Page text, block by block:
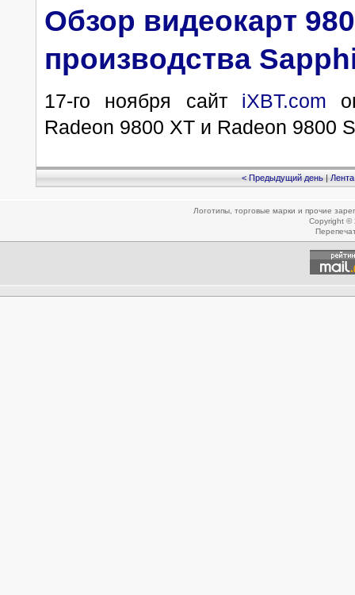
Обзор видеокарт
производства
17-го ноября сайт iXBT.com
Radeon 9800 XT и Radeon 9800
< Предыдущий день|Лента
Логотипы, торговые марки и прочие
Copyright ©